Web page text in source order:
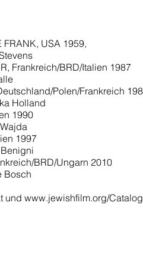
FRANK, USA 1959,
Frankreich/BRD/Italien 1987
Polen/Frankreich
Holland
1990
1997
BRD/Ungarn 2010
Bosch
und www.jewishfilm.org/